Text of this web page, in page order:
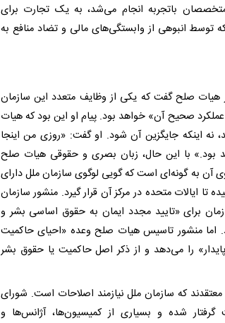
باتجربه انجام می‌شد، به یک تجارت برای
توسط انبوهی از وابستگی‌های مالی و تضاد منافع به
هیات صلح گفت که یکی از وظایف متعدد این سازمان
صحیح آن» خواهد بود. پیام او این بود که هیات
نه اینکه جایگزین آن شود. او گفت: «روزی من اینجا
بود.» با این حال، زبان بصری و حقوقی هیات صلح
آن به گونه‌ای است که گویی لوگوی سازمان ملل دارای
ایالات متحده در مرکز آن قرار گیرد. منشور سازمان
برای «تایید مجدد ایمان به حقوق اساسی بشر و
اما منشور تاسیس هیات صلح وعده «احیای حاکمیت
را می‌دهد و از ذکر اصل حاکمیت یا حقوق بشر
که سازمان ملل نیازمند اصلاحات است. شورای
شده و بسیاری از کمیسیون‌ها، آژانس‌ها و